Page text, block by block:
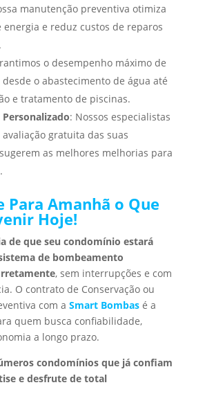
manutenção preventiva otimiza
energia e reduz custos de reparos
o desempenho máximo de
o abastecimento de água até
e tratamento de piscinas.
: Nossos especialistas
gratuita das suas
as melhores melhorias para
Para Amanhã o Que
Hoje!
de que seu condomínio estará
de bombeamento
, sem interrupções e com
O contrato de Conservação ou
com a Smart Bombasé a
quem busca confiabilidade,
a longo prazo.
condomínios que já confiam
e desfrute de total